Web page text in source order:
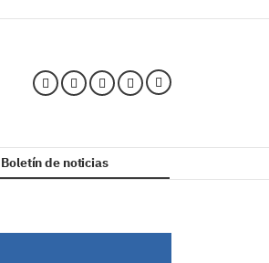
Boletín de noticias